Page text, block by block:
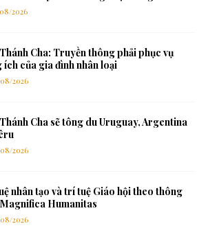
2026
Cha: Truyền thông phải phục vụ
ích của gia đình nhân loại
2026
Cha sẽ tông du Uruguay, Argentina
2026
nhân tạo và trí tuệ Giáo hội theo thông
Humanitas
2026